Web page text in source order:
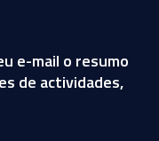
e-mail o resumo
de actividades,